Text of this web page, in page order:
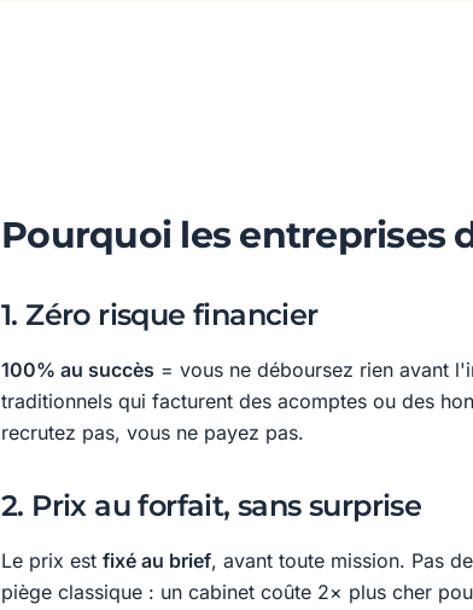
Pourquoi les entreprises
1. Zéro risque financier
100% au succès = vous ne déboursez rien avant
traditionnels qui facturent des acomptes ou des
recrutez pas, vous ne payez pas.
2. Prix au forfait, sans surprise
Le prix est fixé au brief, avant toute mission. Pas
piège classique : un cabinet coûte 2× plus cher